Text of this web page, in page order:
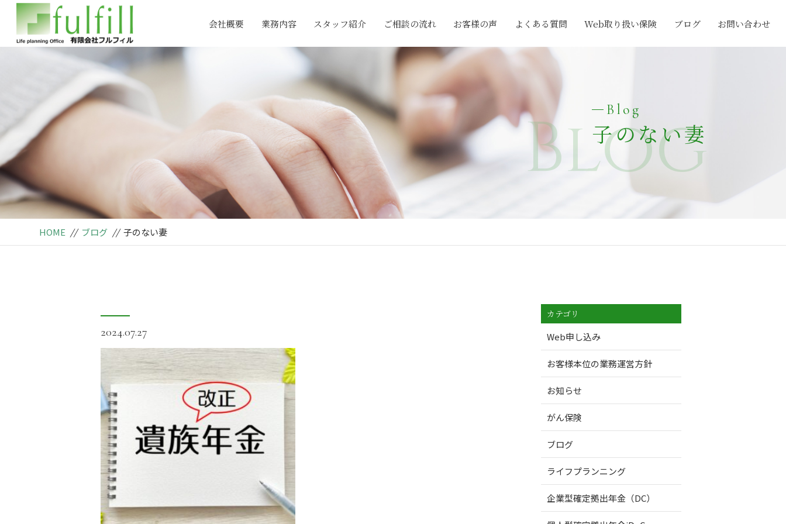
会社概要 業務内容 スタッフ紹介 ご相談の流れ お客様の声 よくある質問 Web取り扱い保険 ブログ お問い合わせ
Blog
子のない妻
Blog
HOME // ブログ // 子のない妻
2024.07.27
カテゴリ
Web申し込み
お客様本位の業務運営方針
お知らせ
がん保険
ブログ
ライフプランニング
企業型確定拠出年金（DC）